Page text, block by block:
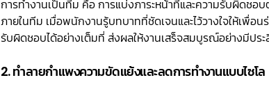
การทํางานเป็นทีม คือ การแบ่งภาระหน้าที่และความรับผิดช
ภายในทีม เมื่อพนักงานรู้บทบาทที่ชัดเจนและไว้วางใจให้เพื่
รับผิดชอบได้อย่างเต็มที่ ส่งผลให้งานเสร็จสมบูรณ์อย่างมีปร
2. ทำลายกำแพงความขัดแย้งและลดการทำงานแบบไซโล